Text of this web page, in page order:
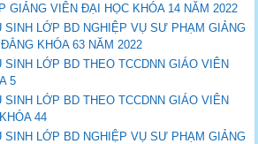
GIẢNG VIÊN ĐẠI HỌC KHÓA 14 NĂM 2022
SINH LỚP BD NGHIỆP VỤ SƯ PHẠM GIẢNG
KHÓA 63 NĂM 2022
SINH LỚP BD THEO TCCDNN GIÁO VIÊN
5
SINH LỚP BD THEO TCCDNN GIÁO VIÊN
44
SINH LỚP BD NGHIỆP VỤ SƯ PHẠM GIẢNG